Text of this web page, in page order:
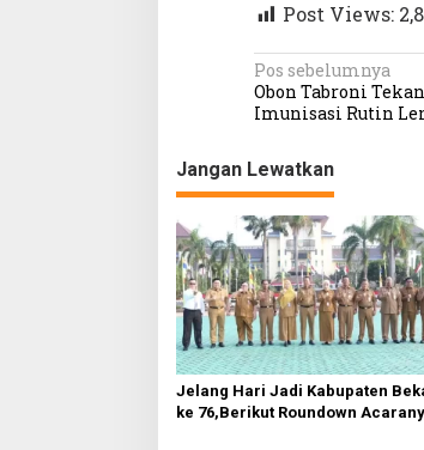
Post Views:
N
a
i
g
a
s
i
p
o
s
Pos sebelumnya
Obon Tabroni
Imunisasi Rutin
Jangan Lewatkan
Jelang Hari Jadi Kabupaten
ke 76,Berikut Roundown